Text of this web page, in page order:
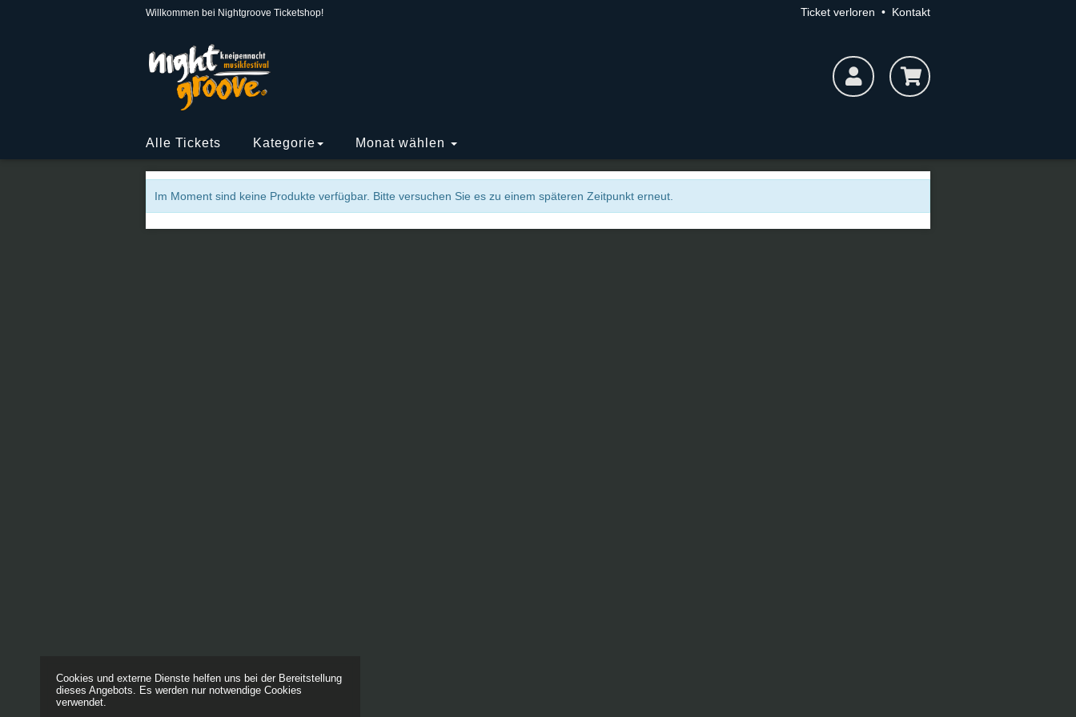
Ticket verloren • Kontakt
Willkommen bei Nightgroove Ticketshop!
Alle Tickets Kategorie Monat wählen
Im Moment sind keine Produkte verfügbar. Bitte versuchen Sie es zu einem späteren Zeitpunkt erneut.
Cookies und externe Dienste helfen uns bei der Bereitstellung
dieses Angebots. Es werden nur notwendige Cookies
verwendet.